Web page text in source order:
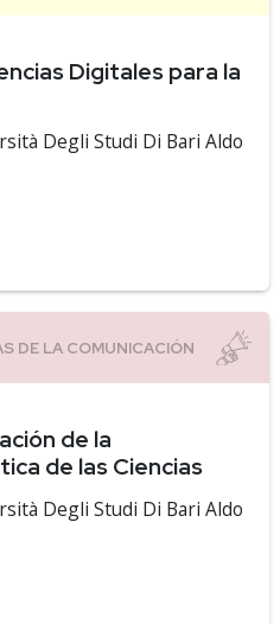
Digitales para la
Degli Studi Di Bari Aldo
de la
de las Ciencias
Degli Studi Di Bari Aldo